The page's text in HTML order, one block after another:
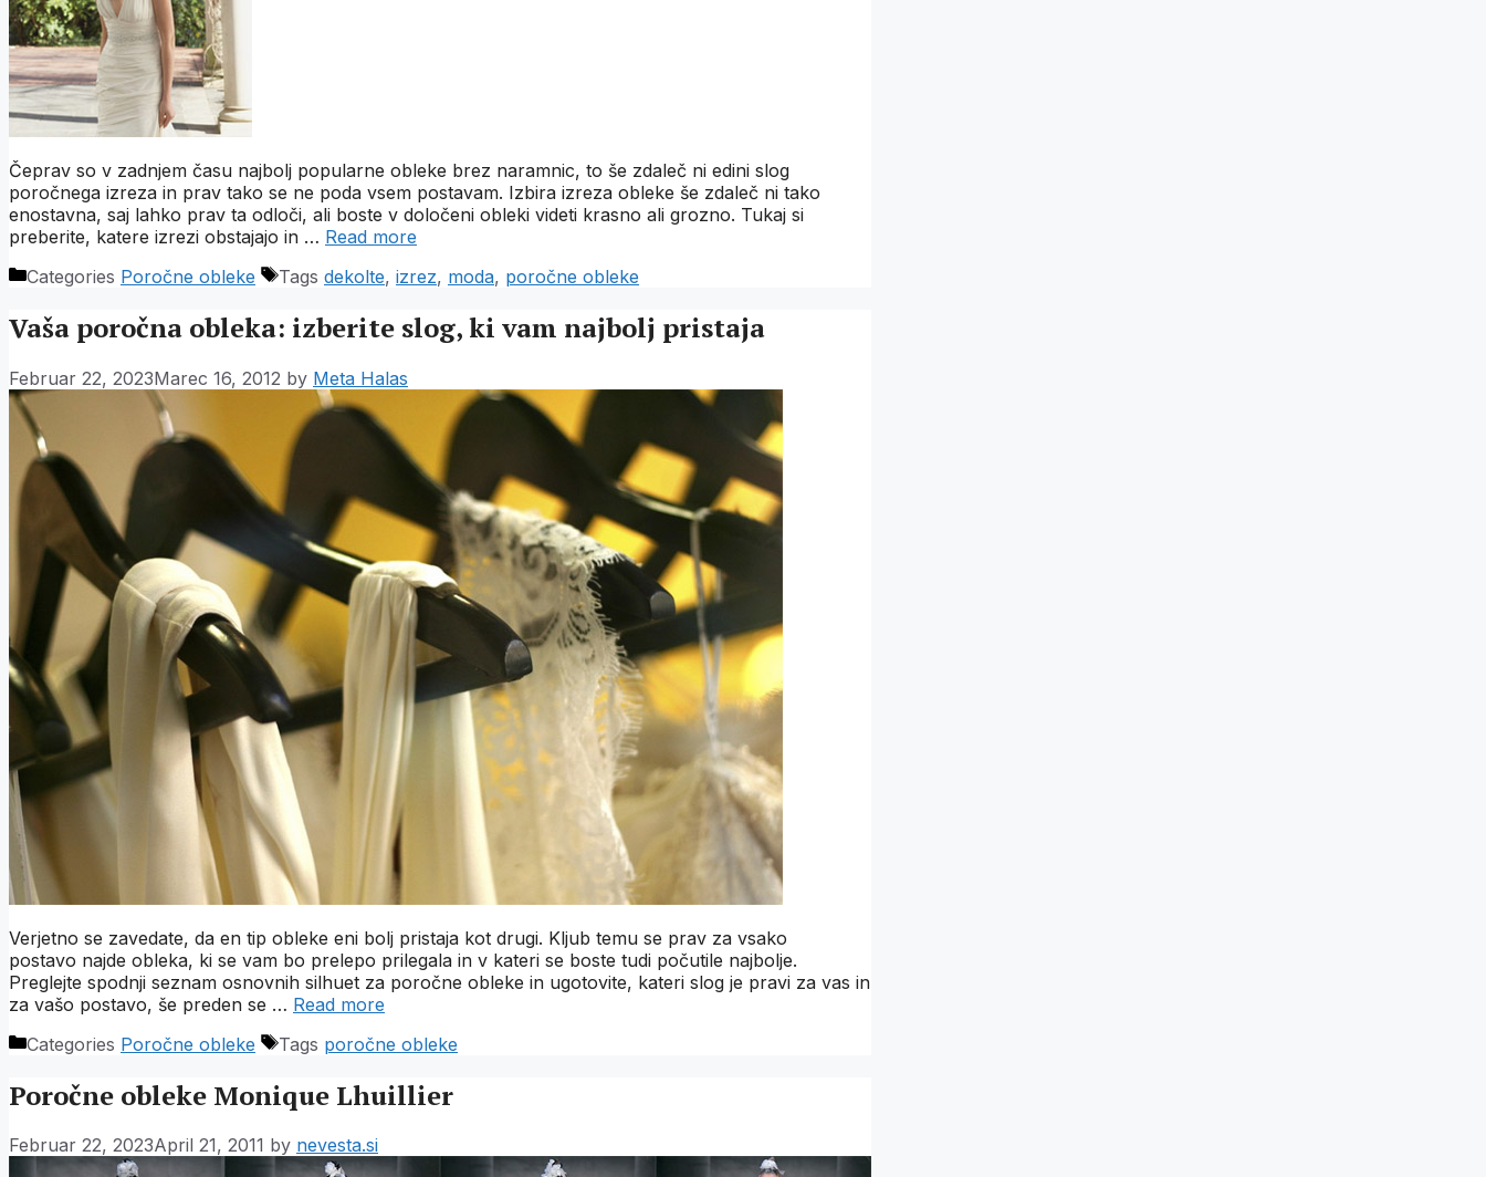
Čeprav so v zadnjem času najbolj popularne obleke brez naramnic, to še zdaleč ni edini slog
poročnega izreza in prav tako se ne poda vsem postavam. Izbira izreza obleke še zdaleč ni tako
enostavna, saj lahko prav ta odloči, ali boste v določeni obleki videti krasno ali grozno. Tukaj si
preberite, katere izrezi obstajajo in … Read more
Categories Poročne obleke Tags dekolte, izrez, moda, poročne obleke
Vaša poročna obleka: izberite slog, ki vam najbolj pristaja
Februar 22, 2023Marec 16, 2012 by Meta Halas
Verjetno se zavedate, da en tip obleke eni bolj pristaja kot drugi. Kljub temu se prav za vsako
postavo najde obleka, ki se vam bo prelepo prilegala in v kateri se boste tudi počutile najbolje.
Preglejte spodnji seznam osnovnih silhuet za poročne obleke in ugotovite, kateri slog je pravi za vas in
za vašo postavo, še preden se … Read more
Categories Poročne obleke Tags poročne obleke
Poročne obleke Monique Lhuillier
Februar 22, 2023April 21, 2011 by nevesta.si